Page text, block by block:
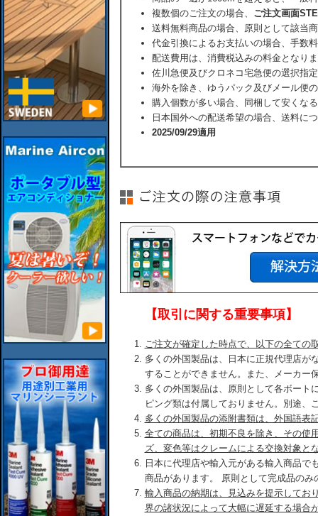
複数個のご注文の場合、 ご注文画面
送料無料商品の場合、原則として該当
代金引換によるお支払いの場合、手数
配送費用は、消費税込みの料金となり
佐川急便及びクロネコ宅急便の選択指
海外を除き、ゆうパック及びメール便
購入個数が多い場合、同梱して安くな
日本国外への配送希望の場合、送料に
2025/09/29適用
【取引に関する重要事項】
ご注文が確定した時点で、以下の全ての
多くの外国製品は、日本に正規代理店が
することができません。また、メーカー
多くの外国製品は、原則として各ボート
ピング類は付属しておりません。別途、
多くの外国製品の添附書類は、外国語表
全ての商品は、初期不良を除き、その使
ズ、変色等はクレームによる交換対象と
日本に代理店や輸入元がある輸入商品で
商品があります。 原則として完成品のみ
輸入商品の納期は、見込みを提示してお
界の諸状況によって大幅に遅延する場合